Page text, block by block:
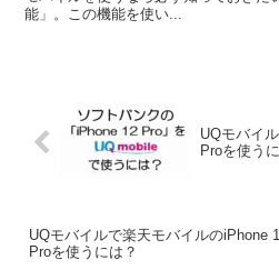
能」。この機能を使い...
UQモバイ
Proを使う
UQモバイルで楽天モバイルのiPhone
Proを使うには？